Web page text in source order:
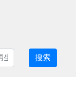
搜索